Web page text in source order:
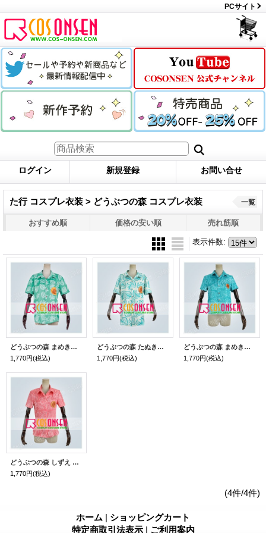
PCサイト
ログイン 新規登録 お問い合せ
た行 コスプレ衣装 > どうぶつの森 コスプレ衣装 一覧
おすすめ順 価格の安い順 売れ筋順
表示件数:
どうぶつの森 まめきち シャツ コスプレ衣装 緑
1,770円(税込)
どうぶつの森 たぬきち シャツ コスプレ衣装
1,770円(税込)
どうぶつの森 まめきち シャツ コスプレ衣装
1,770円(税込)
どうぶつの森 しずえ シャツ コスプレ衣装
1,770円(税込)
(4件/4件)
ホーム | ショッピングカート
特定商取引法表示 | ご利用案内